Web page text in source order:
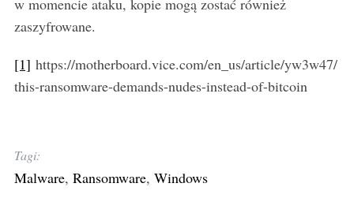
w momencie ataku, kopie mogą zostać również
zaszyfrowane.
[1] https://motherboard.vice.com/en_us/article/yw3w47/
this-ransomware-demands-nudes-instead-of-bitcoin
Tagi:
Malware, Ransomware, Windows